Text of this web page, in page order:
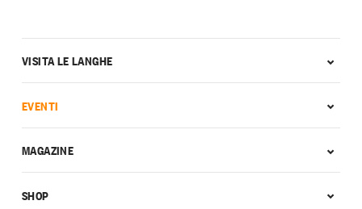
VISITA LE LANGHE
EVENTI
MAGAZINE
SHOP